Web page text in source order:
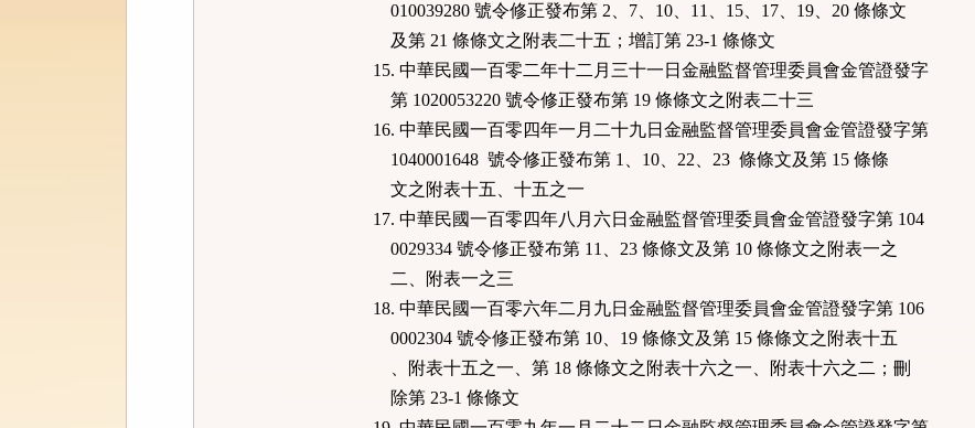
010039280 號令修正發布第 2、7、10、11、15、17、19、20 條條文
及第 21 條條文之附表二十五；增訂第 23-1 條條文
15. 中華民國一百零二年十二月三十一日金融監督管理委員會金管證發字
第 1020053220 號令修正發布第 19 條條文之附表二十三
16. 中華民國一百零四年一月二十九日金融監督管理委員會金管證發字第
1040001648 號令修正發布第 1、10、22、23 條條文及第 15 條條
文之附表十五、十五之一
17. 中華民國一百零四年八月六日金融監督管理委員會金管證發字第 104
0029334 號令修正發布第 11、23 條條文及第 10 條條文之附表一之
二、附表一之三
18. 中華民國一百零六年二月九日金融監督管理委員會金管證發字第 106
0002304 號令修正發布第 10、19 條條文及第 15 條條文之附表十五
、附表十五之一、第 18 條條文之附表十六之一、附表十六之二；刪
除第 23-1 條條文